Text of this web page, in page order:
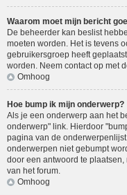
Waarom moet mijn bericht
De beheerder kan beslist
moeten worden. Het is tevens
gebruikersgroep heeft
worden. Neem contact op met
Omhoog
Hoe bump ik mijn onderwerp?
Als je een onderwerp aan het
onderwerp" link. Hierdoor
pagina van de
onderwerpen niet gebumpt
door een antwoord te
van het forum.
Omhoog